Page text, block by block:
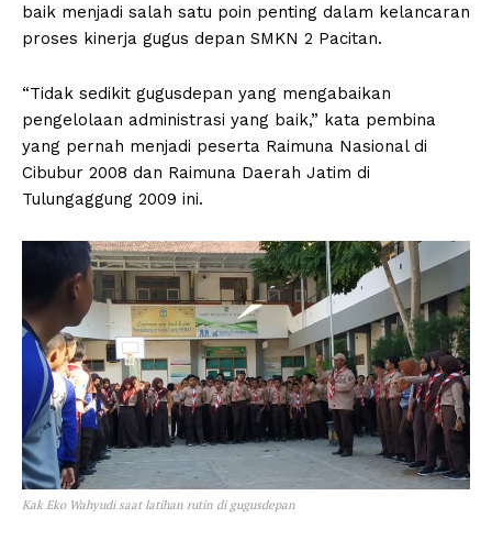
baik menjadi salah satu poin penting dalam kelancaran
proses kinerja gugus depan SMKN 2 Pacitan.
“Tidak sedikit gugusdepan yang mengabaikan
pengelolaan administrasi yang baik,” kata pembina
yang pernah menjadi peserta Raimuna Nasional di
Cibubur 2008 dan Raimuna Daerah Jatim di
Tulungaggung 2009 ini.
Kak Eko Wahyudi saat latihan rutin di gugusdepan